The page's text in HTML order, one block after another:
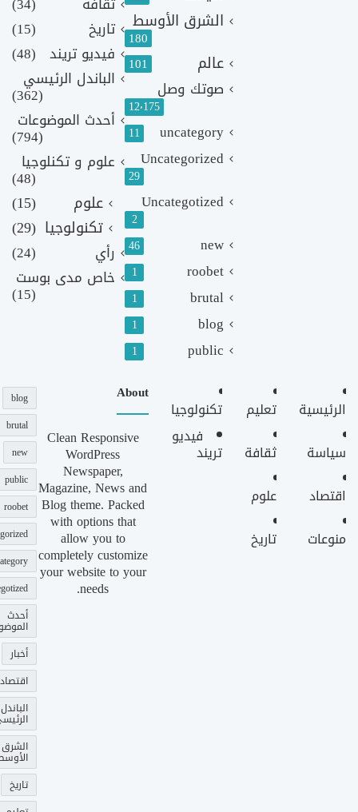
الشرق الأوسط
180
عالم 101
صوتك وصل
12٬175
uncategory
11
Uncategorized
29
Uncategotized
2
new
46
roobet
1
brutal
1
blog
1
public
1
تاريخ
(15)
فيديو تريند (48)
الباندل الرئيسي
(362)
أحدث الموضوعات
(794)
علوم و تكنلوجيا
(48)
علوم
(15)
تكنولوجيا (29)
رأي
(24)
خاص مدى بوست
(15)
الرئيسية
سياسة
اقتصاد
منوعات
تعليم
ثقافة
علوم
تاريخ
تكنولوجيا
فيديو
تريند
About
Clean Responsive
WordPress
Newspaper,
Magazine, News and
Blog theme. Packed
with options that
allow you to
completely customize
your website to your
needs.
blog
brutal
new
public
roobet
أحدث
أخبار
اقتصاد
الباندل
الشرق
تاريخ